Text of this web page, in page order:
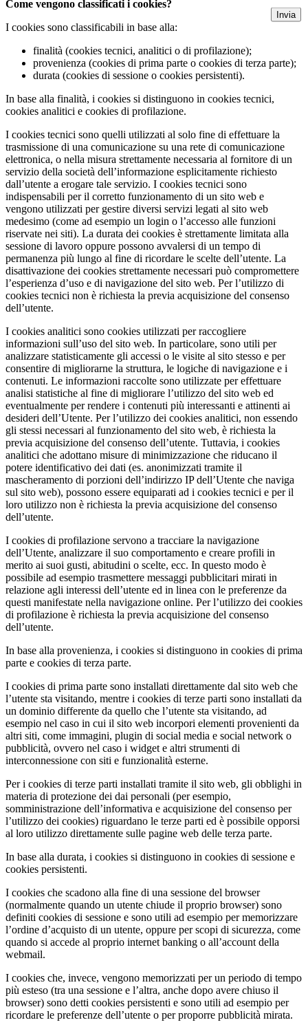
Come vengono classificati i cookies?
I cookies sono classificabili in base alla:
finalità (cookies tecnici, analitici o di profilazione);
provenienza (cookies di prima parte o cookies di terza parte);
durata (cookies di sessione o cookies persistenti).
In base alla finalità, i cookies si distinguono in cookies tecnici,
cookies analitici e cookies di profilazione.
I cookies tecnici sono quelli utilizzati al solo fine di effettuare la
trasmissione di una comunicazione su una rete di comunicazione
elettronica, o nella misura strettamente necessaria al fornitore di un
servizio della società dell’informazione esplicitamente richiesto
dall’utente a erogare tale servizio. I cookies tecnici sono
indispensabili per il corretto funzionamento di un sito web e
vengono utilizzati per gestire diversi servizi legati al sito web
medesimo (come ad esempio un login o l’accesso alle funzioni
riservate nei siti). La durata dei cookies è strettamente limitata alla
sessione di lavoro oppure possono avvalersi di un tempo di
permanenza più lungo al fine di ricordare le scelte dell’utente. La
disattivazione dei cookies strettamente necessari può compromettere
l’esperienza d’uso e di navigazione del sito web. Per l’utilizzo di
cookies tecnici non è richiesta la previa acquisizione del consenso
dell’utente.
I cookies analitici sono cookies utilizzati per raccogliere
informazioni sull’uso del sito web. In particolare, sono utili per
analizzare statisticamente gli accessi o le visite al sito stesso e per
consentire di migliorarne la struttura, le logiche di navigazione e i
contenuti. Le informazioni raccolte sono utilizzate per effettuare
analisi statistiche al fine di migliorare l’utilizzo del sito web ed
eventualmente per rendere i contenuti più interessanti e attinenti ai
desideri dell’Utente. Per l’utilizzo dei cookies analitici, non essendo
gli stessi necessari al funzionamento del sito web, è richiesta la
previa acquisizione del consenso dell’utente. Tuttavia, i cookies
analitici che adottano misure di minimizzazione che riducano il
potere identificativo dei dati (es. anonimizzati tramite il
mascheramento di porzioni dell’indirizzo IP dell’Utente che naviga
sul sito web), possono essere equiparati ad i cookies tecnici e per il
loro utilizzo non è richiesta la previa acquisizione del consenso
dell’utente.
I cookies di profilazione servono a tracciare la navigazione
dell’Utente, analizzare il suo comportamento e creare profili in
merito ai suoi gusti, abitudini o scelte, ecc. In questo modo è
possibile ad esempio trasmettere messaggi pubblicitari mirati in
relazione agli interessi dell’utente ed in linea con le preferenze da
questi manifestate nella navigazione online. Per l’utilizzo dei cookies
di profilazione è richiesta la previa acquisizione del consenso
dell’utente.
In base alla provenienza, i cookies si distinguono in cookies di prima
parte e cookies di terza parte.
I cookies di prima parte sono installati direttamente dal sito web che
l’utente sta visitando, mentre i cookies di terze parti sono installati da
un dominio differente da quello che l’utente sta visitando, ad
esempio nel caso in cui il sito web incorpori elementi provenienti da
altri siti, come immagini, plugin di social media e social network o
pubblicità, ovvero nel caso i widget e altri strumenti di
interconnessione con siti e funzionalità esterne.
Per i cookies di terze parti installati tramite il sito web, gli obblighi in
materia di protezione dei dai personali (per esempio,
somministrazione dell’informativa e acquisizione del consenso per
l’utilizzo dei cookies) riguardano le terze parti ed è possibile opporsi
al loro utilizzo direttamente sulle pagine web delle terza parte.
In base alla durata, i cookies si distinguono in cookies di sessione e
cookies persistenti.
I cookies che scadono alla fine di una sessione del browser
(normalmente quando un utente chiude il proprio browser) sono
definiti cookies di sessione e sono utili ad esempio per memorizzare
l’ordine d’acquisto di un utente, oppure per scopi di sicurezza, come
quando si accede al proprio internet banking o all’account della
webmail.
I cookies che, invece, vengono memorizzati per un periodo di tempo
più esteso (tra una sessione e l’altra, anche dopo avere chiuso il
browser) sono detti cookies persistenti e sono utili ad esempio per
ricordare le preferenze dell’utente o per proporre pubblicità mirata.
Invia